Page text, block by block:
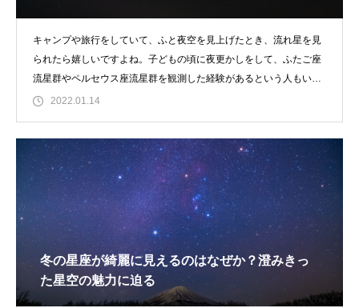
キャンプや旅行をしていて、ふと夜空を見上げたとき、流れ星を見
られたら嬉しいですよね。子どもの頃に夜更かしをして、ふたご座
流星群やペルセウス座流星群を観測した経験があるという人もいる
でしょう。流
2022.01.14
冬の星座が綺麗に見えるのはなぜか？澄みきっ
た星空の魅力に迫る